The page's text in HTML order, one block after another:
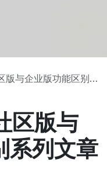
功能区别系列文章之四 项目管理
区版与
系列文章